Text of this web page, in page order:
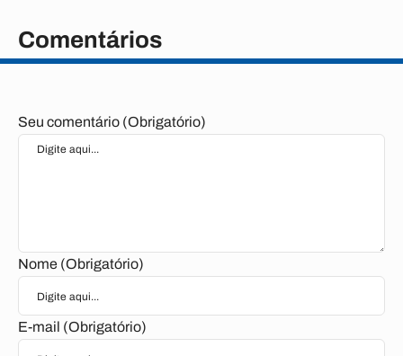
Comentários
Seu comentário (Obrigatório)
Nome (Obrigatório)
E-mail (Obrigatório)